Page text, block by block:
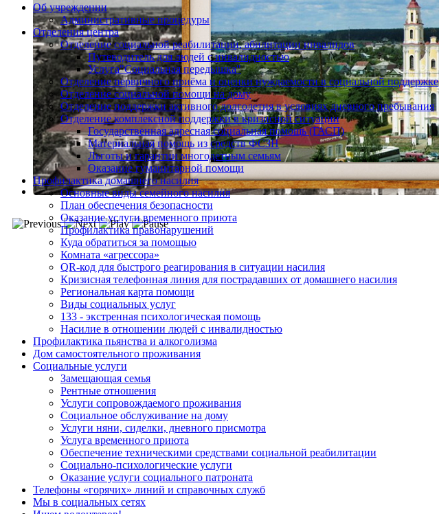
Об учреждении
Административные процедуры
Отделения центра
Отделение социальной реабилитации, абилитации инвалидов
Путеводитель для людей с инвалидностью
Услуга"Социальная передышка"
Отделение первичного приёма и оценки нуждаемости в социальной поддержке
Отделение социальной помощи на дому
Отделение поддержки активного долголетия в условиях дневного пребывания
Отделение комплексной поддержки в кризисной ситуации
Государственная адресная социальная помощь (ГАСП)
Материальная помощь из средств ФСЗН
Льготы и гарантии многодетным семьям
Оказание гуманитарной помощи
Профилактика домашнего насилия
Основные виды семейного насилия
План обеспечения безопасности
Оказание услуги временного приюта
Профилактика правонарушений
Куда обратиться за помощью
Комната «агрессора»
QR-код для быстрого реагирования в ситуации насилия
Кризисная телефонная линия для пострадавших от домашнего насилия
Региональная карта помощи
Виды социальных услуг
133 - экстренная психологическая помощь
Насилие в отношении людей с инвалидностью
Профилактика пьянства и алкоголизма
Дом самостоятельного проживания
Социальные услуги
Замещающая семья
Рентные отношения
Услуги сопровождаемого проживания
Социальное обслуживание на дому
Услуги няни, сиделки, дневного присмотра
Услуга временного приюта
Обеспечение техническими средствами социальной реабилитации
Социально-психологические услуги
Оказание услуги социального патроната
Телефоны «горячих» линий и справочных служб
Мы в социальных сетях